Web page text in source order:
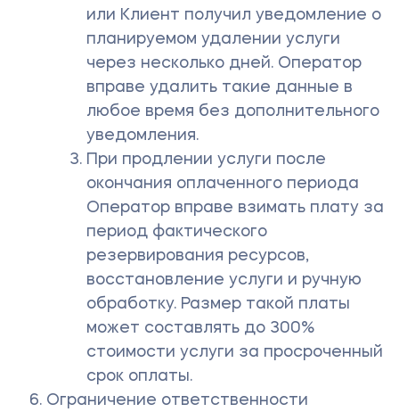
или Клиент получил уведомление о
планируемом удалении услуги
через несколько дней. Оператор
вправе удалить такие данные в
любое время без дополнительного
уведомления.
При продлении услуги после
окончания оплаченного периода
Оператор вправе взимать плату за
период фактического
резервирования ресурсов,
восстановление услуги и ручную
обработку. Размер такой платы
может составлять до 300%
стоимости услуги за просроченный
срок оплаты.
Ограничение ответственности